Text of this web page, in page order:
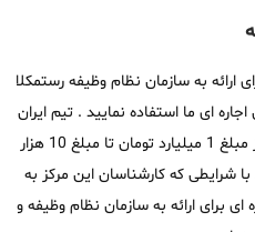
ارائه به سازمان نظام وظیفه رستمکلا
ای ما استفاده نمایید . تیم ایران
سند توانایی تامین وثیقه اجاره ای از مبلغ 1 میلیارد تومان تا مبلغ 10 هزار
با شرایطی که کارشناسان این مرکز به
ای برای ارائه به سازمان نظام وظیفه و